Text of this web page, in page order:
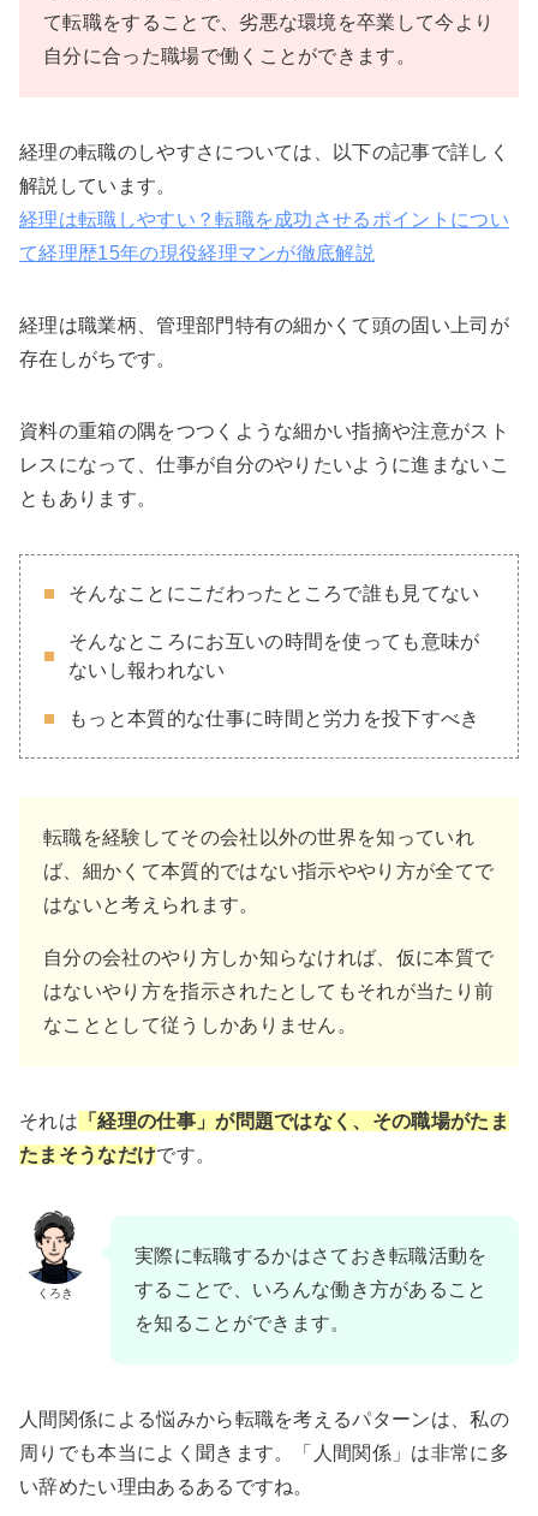
て転職をすることで、劣悪な環境を卒業して今より
自分に合った職場で働くことができます。
経理の転職のしやすさについては、以下の記事で詳しく
解説しています。
経理は転職しやすい？転職を成功させるポイントについ
て経理歴15年の現役経理マンが徹底解説
経理は職業柄、管理部門特有の細かくて頭の固い上司が
存在しがちです。
資料の重箱の隅をつつくような細かい指摘や注意がスト
レスになって、仕事が自分のやりたいように進まないこ
ともあります。
そんなことにこだわったところで誰も見てない
そんなところにお互いの時間を使っても意味が
ないし報われない
もっと本質的な仕事に時間と労力を投下すべき
転職を経験してその会社以外の世界を知っていれ
ば、細かくて本質的ではない指示ややり方が全てで
はないと考えられます。
自分の会社のやり方しか知らなければ、仮に本質で
はないやり方を指示されたとしてもそれが当たり前
なこととして従うしかありません。
それは 「経理の仕事」が問題ではなく、その職場がたま
たまそうなだけです。
くろき
実際に転職するかはさておき転職活動を
することで、いろんな働き方があること
を知ることができます。
人間関係による悩みから転職を考えるパターンは、私の
周りでも本当によく聞きます。「人間関係」は非常に多
い辞めたい理由あるあるですね。